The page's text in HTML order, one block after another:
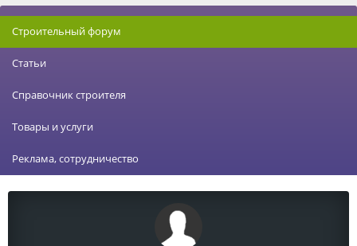
Строительный форум
Статьи
Справочник строителя
Товары и услуги
Реклама, сотрудничество